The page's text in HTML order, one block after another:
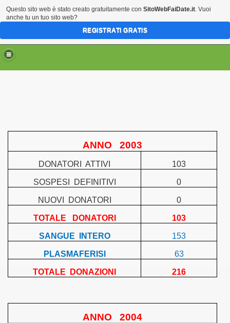
ANNO 2003
DONATORI ATTIVI 103
SOSPESI DEFINITIVI 0
NUOVI DONATORI 0
TOTALE DONATORI 103
SANGUE INTERO 153
PLASMAFERISI 63
TOTALE DONAZIONI 216
ANNO 2004
Questo sito web è stato creato gratuitamente con SitoWebFaiDate.it. Vuoi
anche tu un tuo sito web?
REGISTRATI GRATIS